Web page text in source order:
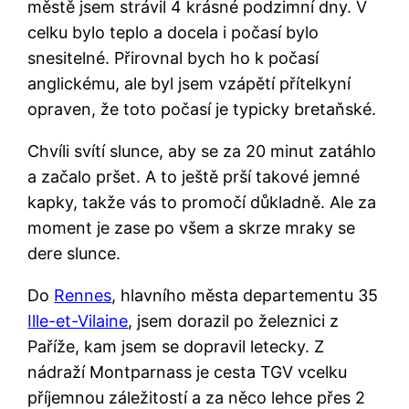
městě jsem strávil 4 krásné podzimní dny. V
celku bylo teplo a docela i počasí bylo
snesitelné. Přirovnal bych ho k počasí
anglickému, ale byl jsem vzápětí přítelkyní
opraven, že toto počasí je typicky bretaňské.
Chvíli svítí slunce, aby se za 20 minut zatáhlo
a začalo pršet. A to ještě prší takové jemné
kapky, takže vás to promočí důkladně. Ale za
moment je zase po všem a skrze mraky se
dere slunce.
Do Rennes, hlavního města departementu 35
Ille-et-Vilaine, jsem dorazil po železnici z
Paříže, kam jsem se dopravil letecky. Z
nádraží Montparnass je cesta TGV vcelku
příjemnou záležitostí a za něco lehce přes 2